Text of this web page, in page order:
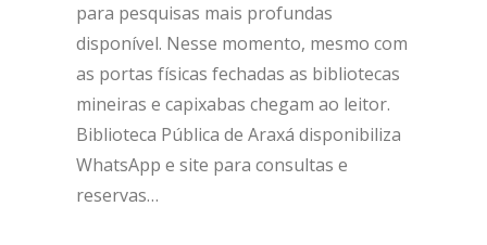
para pesquisas mais profundas
disponível. Nesse momento, mesmo com
as portas físicas fechadas as bibliotecas
mineiras e capixabas chegam ao leitor.
Biblioteca Pública de Araxá disponibiliza
WhatsApp e site para consultas e
reservas…